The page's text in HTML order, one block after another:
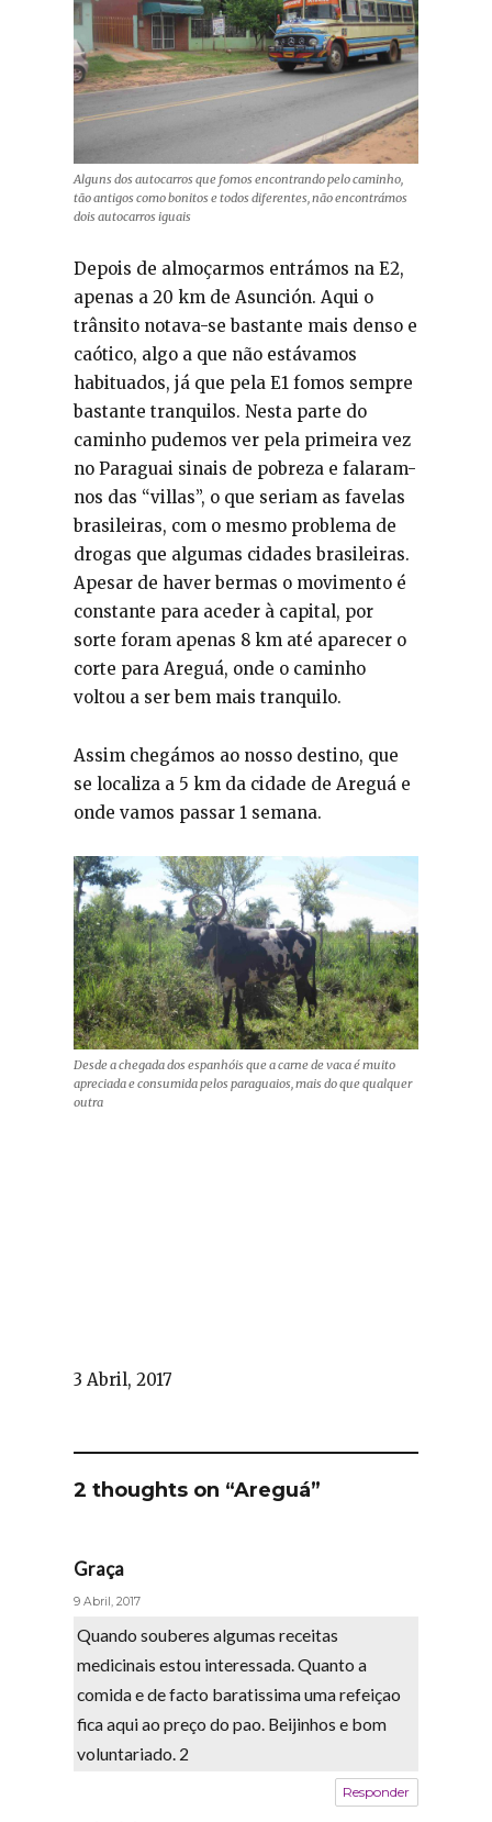
Alguns dos autocarros que fomos encontrando pelo caminho,
tão antigos como bonitos e todos diferentes, não encontrámos
dois autocarros iguais
Depois de almoçarmos entrámos na E2,
apenas a 20 km de Asunción. Aqui o
trânsito notava-se bastante mais denso e
caótico, algo a que não estávamos
habituados, já que pela E1 fomos sempre
bastante tranquilos. Nesta parte do
caminho pudemos ver pela primeira vez
no Paraguai sinais de pobreza e falaram-
nos das “villas”, o que seriam as favelas
brasileiras, com o mesmo problema de
drogas que algumas cidades brasileiras.
Apesar de haver bermas o movimento é
constante para aceder à capital, por
sorte foram apenas 8 km até aparecer o
corte para Areguá, onde o caminho
voltou a ser bem mais tranquilo.
Assim chegámos ao nosso destino, que
se localiza a 5 km da cidade de Areguá e
onde vamos passar 1 semana.
Desde a chegada dos espanhóis que a carne de vaca é muito
apreciada e consumida pelos paraguaios, mais do que qualquer
outra
3 Abril, 2017
2 thoughts on “Areguá”
Graça
9 Abril, 2017
Quando souberes algumas receitas
medicinais estou interessada. Quanto a
comida e de facto baratissima uma refeiçao
fica aqui ao preço do pao. Beijinhos e bom
voluntariado. 2
Responder